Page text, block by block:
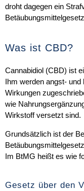
droht dagegen ein
Was ist CBD?
Cannabidiol (CBD) ist
Ihm werden angst-
Wirkungen
wie
Wirkstoff versetzt sind.
Grundsätzlich ist der
Im BtMG heißt es wie
Gesetz über den